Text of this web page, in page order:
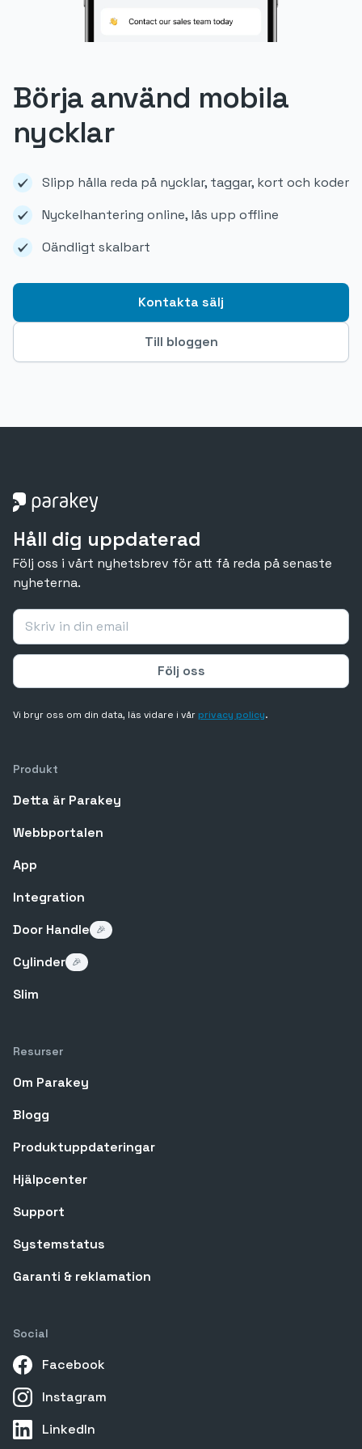
Börja använd mobila
nycklar
Slipp hålla reda på nycklar, taggar, kort och koder
Nyckelhantering online, lås upp offline
Oändligt skalbart
Kontakta sälj
Till bloggen
Håll dig uppdaterad
Följ oss i vårt nyhetsbrev för att få reda på senaste
nyheterna.
Vi bryr oss om din data, läs vidare i vårprivacy policy.
Produkt
Detta är Parakey
Webbportalen
App
Integration
Door Handle
🎉
Cylinder 🎉
Slim
Resurser
Om Parakey
Blogg
Produktuppdateringar
Hjälpcenter
Support
Systemstatus
Garanti & reklamation
Social
Facebook
Instagram
LinkedIn